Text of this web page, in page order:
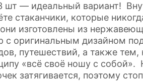
шт — идеальный вариант!
стаканчики, которые
изготовлены из
с оригинальным дизайном
путешествий, а также тем,
«всё своё ношу с
затягивается, поэтому